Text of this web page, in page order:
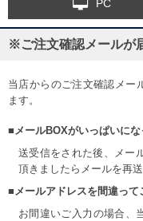
PC
※ご注文確認メールが
当店からのご注文確認メー
ます。
■メールBOXがいっぱいにな
送受信をされた後、メー
頂きましたらメールを再送
■メールアドレスを間違って
お間違いご入力の場合、